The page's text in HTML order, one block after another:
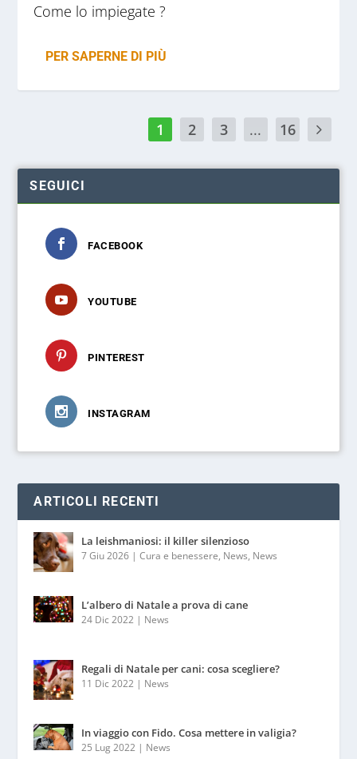
Come lo impiegate ?
PER SAPERNE DI PIÙ
1 2 3 ... 16
SEGUICI
FACEBOOK
YOUTUBE
PINTEREST
INSTAGRAM
ARTICOLI RECENTI
La leishmaniosi: il killer silenzioso
7 Giu 2026 |Cura e benessere, News, News
L’albero di Natale a prova di cane
24 Dic 2022 | News
Regali di Natale per cani: cosa scegliere?
11 Dic 2022 | News
In viaggio con Fido. Cosa mettere in valigia?
25 Lug 2022 | News